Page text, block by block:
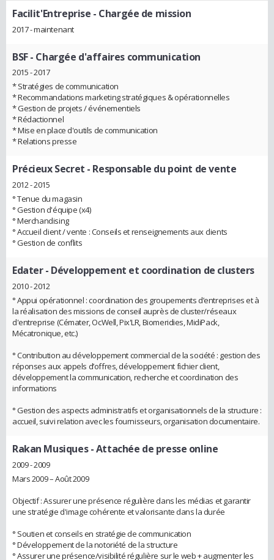
Facilit'Entreprise - Chargée de mission
2017 - maintenant
BSF- Chargée d'affaires communication
2015 - 2017
* Stratégies de communication
* Recommandations marketing stratégiques & opérationnelles
* Gestion de projets / événementiels
* Rédactionnel
* Mise en place d'outils de communication
* Relations presse
Précieux Secret - Responsable du point de vente
2012 - 2015
° Tenue du magasin
° Gestion d'équipe (x4)
° Merchandising
° Accueil client / vente : Conseils et renseignements aux clients
° Gestion de conflits
Edater- Développement et coordination de clusters
2010 - 2012
° Appui opérationnel : coordination des groupements d’entreprises et à
la réalisation des missions de conseil auprès de cluster/réseaux
d'entreprise (Cémater, OcWell, Pix'LR, Biomeridies, MidiPack,
Mécatronique, etc.)
° Contribution au développement commercial de la société : gestion des
réponses aux appels d’offres, développement fichier client,
développement la communication, recherche et coordination des
informations
° Gestion des aspects administratifs et organisationnels de la structure :
accueil, suivi relation avec les fournisseurs, organisation documentaire.
Rakan Musiques- Attachée de presse online
2009 - 2009
Mars 2009 – Août 2009
Objectif : Assurer une présence régulière dans les médias et garantir
une stratégie d'image cohérente et valorisante dans la durée
° Soutien et conseils en stratégie de communication
° Développement de la notoriété de la structure
° Assurer une présence/visibilité régulière sur le web + augmenter les